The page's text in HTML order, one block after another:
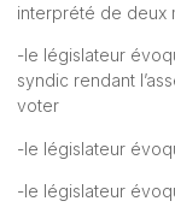
interprété de deux
-le législateur
syndic rendant
voter
-le législateur
-le législateur